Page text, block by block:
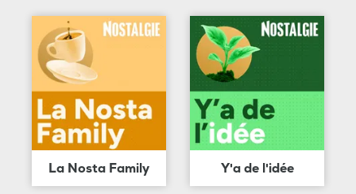
La Nosta Family Y'a de l'idée